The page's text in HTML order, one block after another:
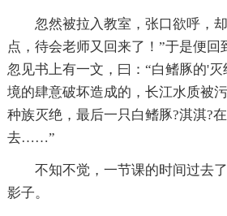
忽然被拉入教室，张口欲呼，
点，待会老师又回来了！”于是便回
忽见书上有一文，曰：“白鳍豚的'
境的肆意破坏造成的，长江水质被
种族灭绝，最后一只白鳍豚?淇淇?
去……”
不知不觉，一节课的时间过去
影子。